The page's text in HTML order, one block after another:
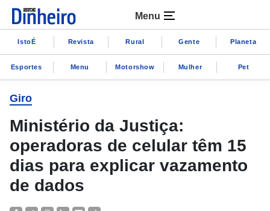
Menu
IstoÉ Revista Rural Gente Planeta
Esportes Menu Motorshow Mulher Pet
Giro
Ministério da Justiça:
operadoras de celular têm 15
dias para explicar vazamento
de dados